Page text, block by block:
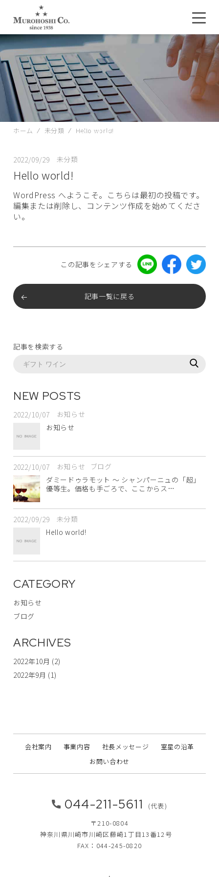
ブログ
ホーム ⁄ 未分類 ⁄ Hello world!
2022/09/29 未分類
Hello world!
WordPress へようこそ。こちらは最初の投稿です。
編集または削除し、コンテンツ作成を始めてくださ
い。
この記事をシェアする
記事一覧に戻る
記事を検索する
NEW POSTS
2022/10/07
お知らせ
お知らせ
2022/10/07 お知らせ
ブログ
ダミードゥラモット ～ シャンパーニュの「超」
優等生。価格も手ごろで、ここからス…
2022/09/29
未分類
Hello world!
CATEGORY
お知らせ
ブログ
ARCHIVES
2022年10月 (2)
2022年9月 (1)
会社案内 事業内容 社長メッセージ
室星の沿革
お問い合わせ
044-211-5611
(代表)
〒210-0804
神奈川県川崎市川崎区藤崎1丁目13番12号
FAX：044-245-0820